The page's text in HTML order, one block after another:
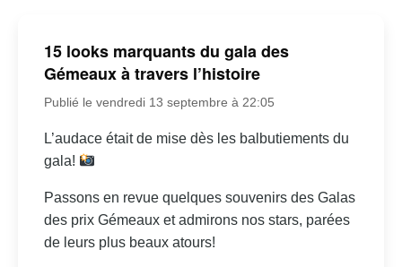
15 looks marquants du gala des
Gémeaux à travers l’histoire
Publié le vendredi 13 septembre à 22:05
L’audace était de mise dès les balbutiements du
gala!
Passons en revue quelques souvenirs des Galas
des prix Gémeaux et admirons nos stars, parées
de leurs plus beaux atours!